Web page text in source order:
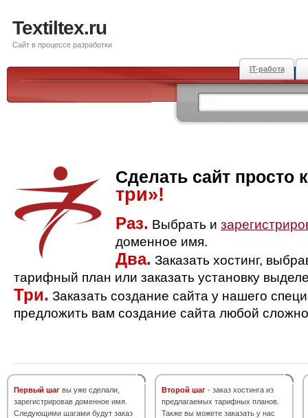
Textiltex.ru
Сайт в процессе разработки
IT-работа
Сделать сайт просто
три»!
Раз. Выбрать и
доменное имя.
Два. Заказать хостинг,
тарифный план или заказать установку
Три. Заказать создание сайта у нашего
предложить вам создание сайта любой
Первый шаг вы уже сделали,
зарегистрировав доменное имя.
Следующими шагами будут заказ
Второй шаг - заказ хостинга из
предлагаемых тарифных планов.
Также вы можете заказать у нас